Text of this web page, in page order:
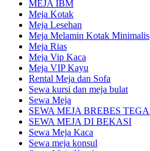
MEJA IBM
Meja Kotak
Meja Lesehan
Meja Melamin Kotak Minimalis
Meja Rias
Meja Vip Kaca
Meja VIP Kayu
Rental Meja dan Sofa
Sewa kursi dan meja bulat
Sewa Meja
SEWA MEJA BREBES
SEWA MEJA DI BEKASI
Sewa Meja Kaca
Sewa meja konsul